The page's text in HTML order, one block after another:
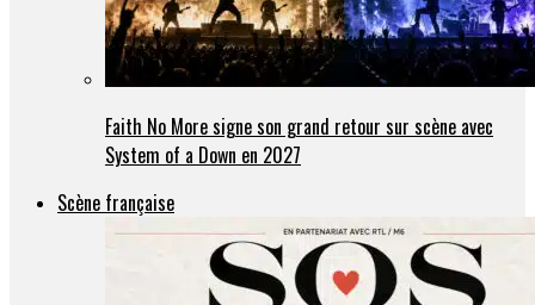
Faith No More signe son grand retour sur scène avec
System of a Down en 2027
Scène française